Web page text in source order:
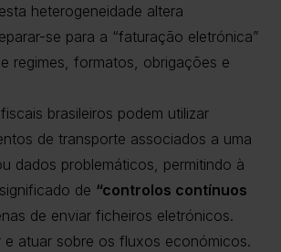
heterogeneidade altera
se para a “faturação eletrónica”
regimes, formatos, obrigações e
brasileiros podem utilizar
de transporte associados a uma
dados problemáticos, permitindo à
de “controlos contínuos
de enviar ficheiros eletrónicos.
e atuar sobre os fluxos económicos.